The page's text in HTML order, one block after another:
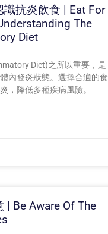
抗炎飲食 | Eat For
The
Diet
Diet)之所以重要，是
內發炎狀態。選擇合適的食
，降低多種疾病風險。
| Be Aware Of The